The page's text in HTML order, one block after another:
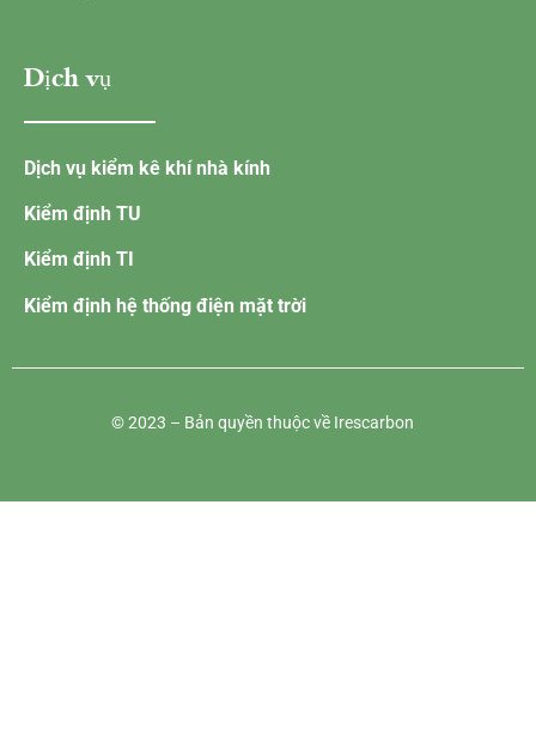
Dịch vụ
Dịch vụ kiểm kê khí nhà kính
Kiểm định TU
Kiểm định TI
Kiểm định hệ thống điện mặt trời
© 2023 – Bản quyền thuộc về Irescarbon